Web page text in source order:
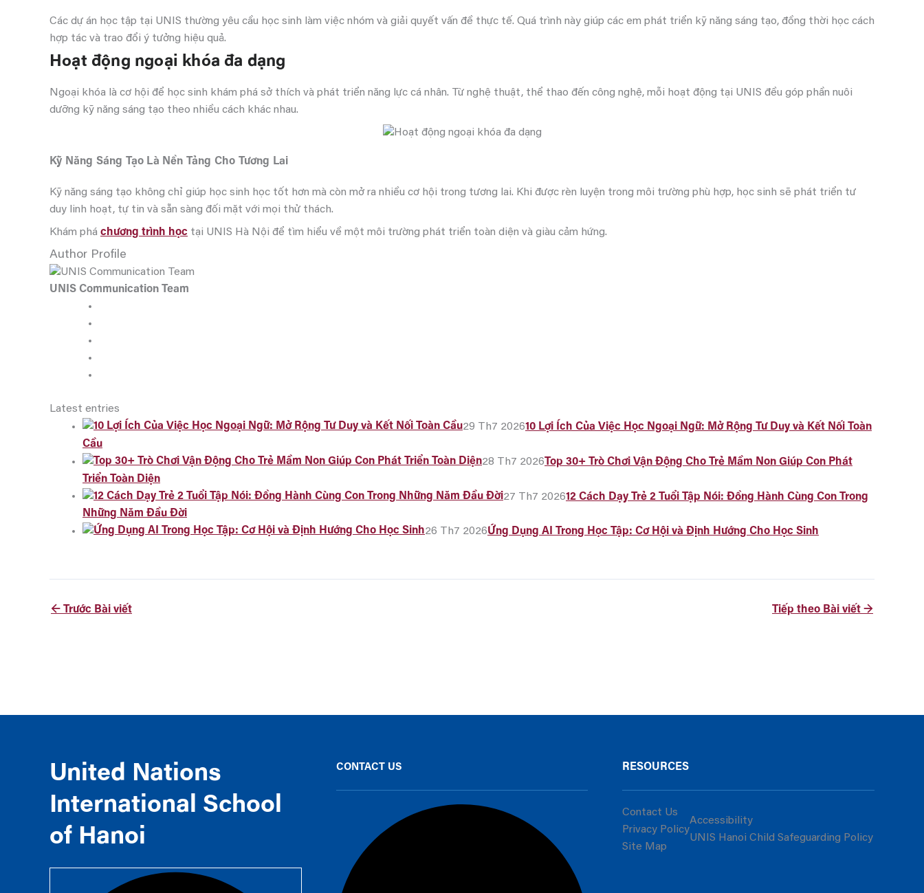
Các dự án học tập tại UNIS thường yêu cầu học sinh làm việc nhóm và giải quyết vấn đề thực tế. Quá trình này giúp các em phát triển kỹ năng sáng tạo, đồng thời học cách
hợp tác và trao đổi ý tưởng hiệu quả.
Hoạt động ngoại khóa đa dạng
Ngoại khóa là cơ hội để học sinh khám phá sở thích và phát triển năng lực cá nhân. Từ nghệ thuật, thể thao đến công nghệ, mỗi hoạt động tại UNIS đều góp phần nuôi
dưỡng kỹ năng sáng tạo theo nhiều cách khác nhau.
Kỹ Năng Sáng Tạo Là Nền Tảng Cho Tương Lai
Kỹ năng sáng tạo không chỉ giúp học sinh học tốt hơn mà còn mở ra nhiều cơ hội trong tương lai. Khi được rèn luyện trong môi trường phù hợp, học sinh sẽ phát triển tư
duy linh hoạt, tự tin và sẵn sàng đối mặt với mọi thử thách.
Khám phá chương trình học tại UNIS Hà Nội để tìm hiểu về một môi trường phát triển toàn diện và giàu cảm hứng.
Author Profile
UNIS Communication Team
Latest entries
29 Th7 202610 Lợi Ích Của Việc Học Ngoại Ngữ: Mở Rộng Tư Duy và Kết Nối Toàn
Cầu
28 Th7 2026 Top 30+ Trò Chơi Vận Động Cho Trẻ Mầm Non Giúp Con Phát
Triển Toàn Diện
27 Th7 202612 Cách Dạy Trẻ 2 Tuổi Tập Nói: Đồng Hành Cùng Con Trong
Những Năm Đầu Đời
26 Th7 2026Ứng Dụng AI Trong Học Tập: Cơ Hội và Định Hướng Cho Học Sinh
← Trước Bài viết Tiếp theo Bài viết →
United Nations
International School
of Hanoi
CONTACT US RESOURCES
Contact Us
Privacy Policy
Site Map
Accessibility
UNIS Hanoi Child Safeguarding Policy